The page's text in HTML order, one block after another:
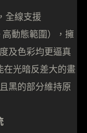
全線支援
動態範圍），擁
及色彩均更逼真
光暗反差大的畫
黑的部分維持原